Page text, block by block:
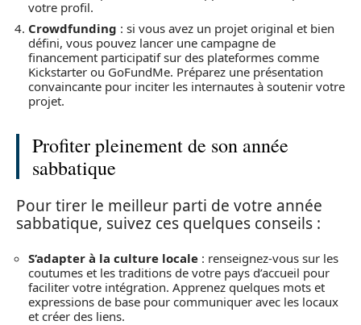
votre profil.
Crowdfunding : si vous avez un projet original et bien
défini, vous pouvez lancer une campagne de
financement participatif sur des plateformes comme
Kickstarter ou GoFundMe. Préparez une présentation
convaincante pour inciter les internautes à soutenir votre
projet.
Profiter pleinement de son année
sabbatique
Pour tirer le meilleur parti de votre année
sabbatique, suivez ces quelques conseils :
S’adapter à la culture locale : renseignez-vous sur les
coutumes et les traditions de votre pays d’accueil pour
faciliter votre intégration. Apprenez quelques mots et
expressions de base pour communiquer avec les locaux
et créer des liens.